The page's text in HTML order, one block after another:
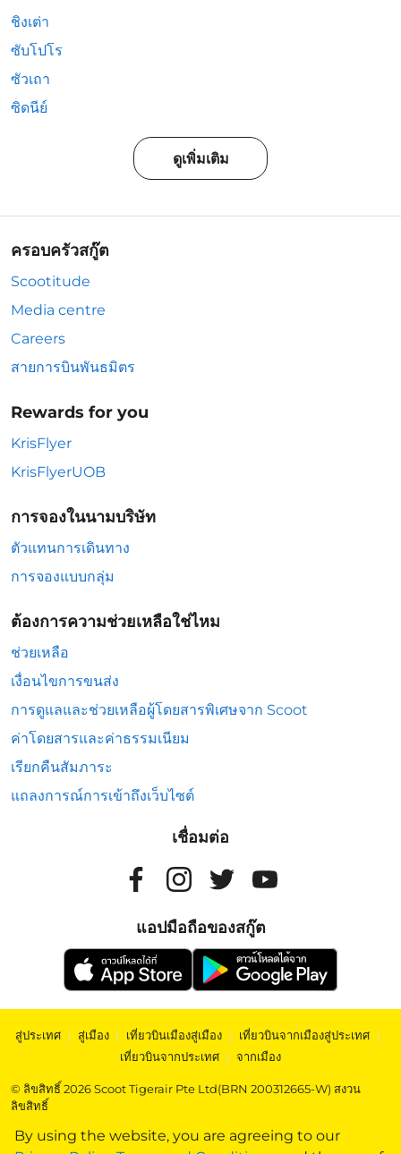
By using the website, you are agreeing to our
ชิงเต่า
ซับโปโร
ซัวเถา
ซิดนีย์
ดูเพิ่มเติม
ครอบครัวสกู๊ต
Scootitude
Media centre
Careers
สายการบินพันธมิตร
Rewards for you
KrisFlyer
KrisFlyerUOB
การจองในนามบริษัท
ตัวแทนการเดินทาง
การจองแบบกลุ่ม
ต้องการความช่วยเหลือใช่ไหม
ช่วยเหลือ
เงื่อนไขการขนส่ง
การดูแลและช่วยเหลือผู้โดยสารพิเศษจาก Scoot
ค่าโดยสารและค่าธรรมเนียม
เรียกคืนสัมภาระ
แถลงการณ์การเข้าถึงเว็บไซต์
เชื่อมต่อ
แอปมือถือของสกู๊ต
สู่ประเทศ | สู่เมือง | เที่ยวบินเมืองสู่เมือง | เที่ยวบินจากเมืองสู่ประเทศ |
เที่ยวบินจากประเทศ | จากเมือง
© ลิขสิทธิ์ 2026 Scoot Tigerair Pte Ltd(BRN 200312665-W) สงวน
ลิขสิทธิ์